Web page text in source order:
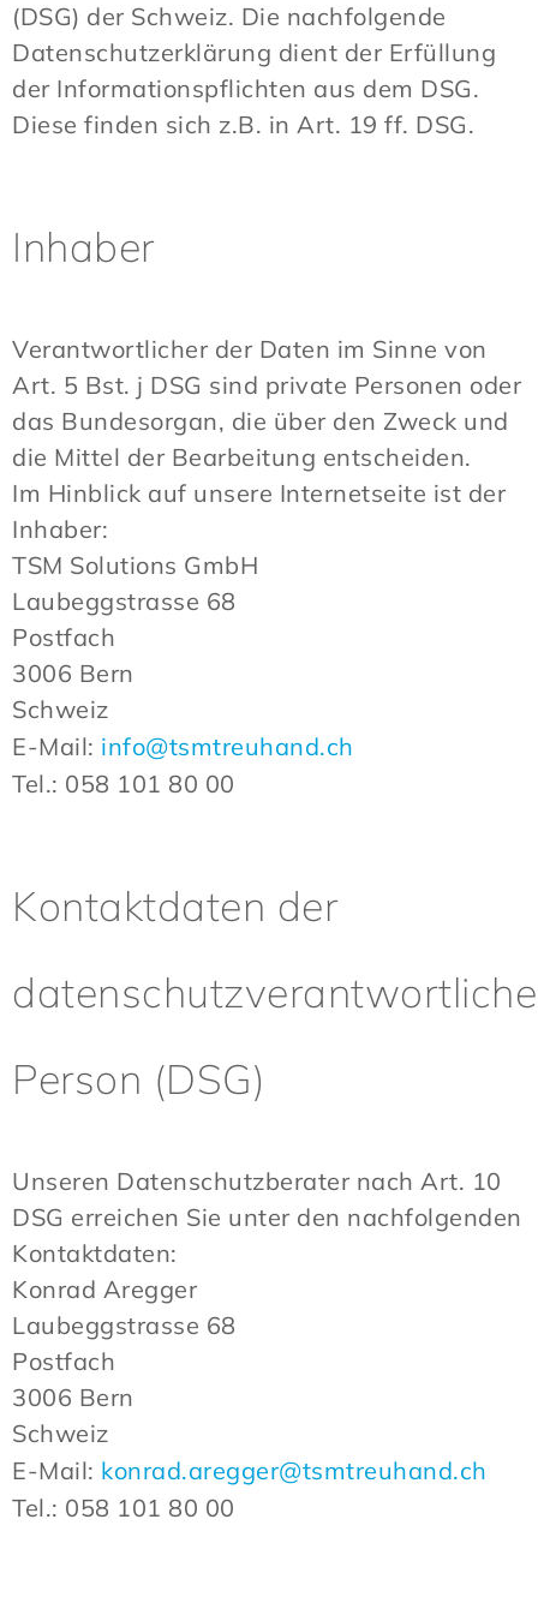
(DSG) der Schweiz. Die nachfolgende
Datenschutzerklärung dient der Erfüllung
der Informationspflichten aus dem DSG.
Diese finden sich z.B. in Art. 19 ff. DSG.
Inhaber
Verantwortlicher der Daten im Sinne von
Art. 5 Bst. j DSG sind private Personen oder
das Bundesorgan, die über den Zweck und
die Mittel der Bearbeitung entscheiden.
Im Hinblick auf unsere Internetseite ist der
Inhaber:
TSM Solutions GmbH
Laubeggstrasse 68
Postfach
3006 Bern
Schweiz
E-Mail: info@tsmtreuhand.ch
Tel.: 058 101 80 00
Kontaktdaten der
Person (DSG)
Unseren Datenschutzberater nach Art. 10
DSG erreichen Sie unter den nachfolgenden
Kontaktdaten:
Konrad Aregger
Laubeggstrasse 68
Postfach
3006 Bern
Schweiz
E-Mail: konrad.aregger@tsmtreuhand.ch
Tel.: 058 101 80 00